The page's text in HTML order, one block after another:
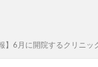
】6月に開院するクリニ